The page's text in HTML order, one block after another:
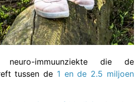
immuunziekte die de
tussen de 1 en de 2.5 miljoen